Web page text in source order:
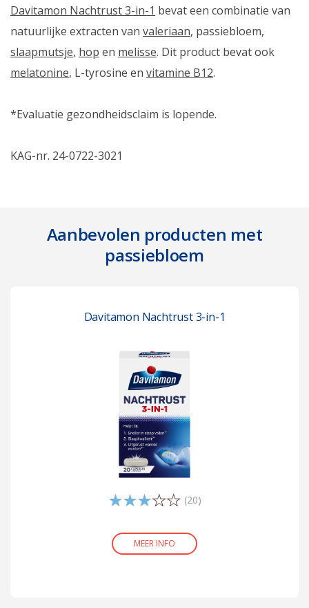
Davitamon Nachtrust 3-in-1 bevat een combinatie van
natuurlijke extracten van valeriaan, passiebloem,
slaapmutsje, hop en melisse. Dit product bevat ook
melatonine, L-tyrosine en vitamine B12.
*Evaluatie gezondheidsclaim is lopende.
KAG-nr. 24-0722-3021
Aanbevolen producten met
passiebloem
Davitamon Nachtrust 3-in-1
MEER INFO
(20)